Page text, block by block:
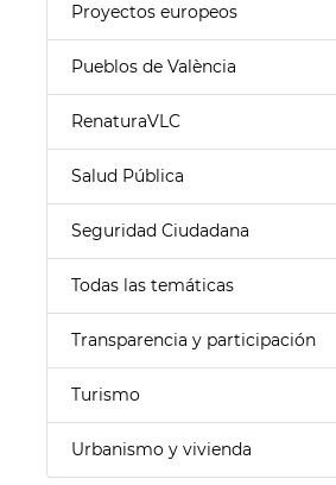
Proyectos europeos
Pueblos de València
RenaturaVLC
Salud Pública
Seguridad Ciudadana
Todas las temáticas
Transparencia y participación
Turismo
Urbanismo y vivienda